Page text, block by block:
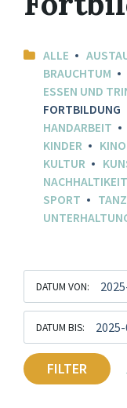
ALLE
BRAUCHTUM
ESSEN UND
FORTBILDUNG
HANDARBEIT
KINDER
KINO
KULTUR
NACHHALTIKEIT
SPORT
DATUM VON:
DATUM BIS:
FILTER